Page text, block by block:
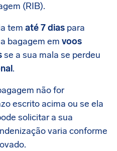
(RIB).
tem até 7 dias para
bagagem em voos
se a sua mala se perdeu
.
não for
escrito acima ou se ela
solicitar a sua
varia conforme